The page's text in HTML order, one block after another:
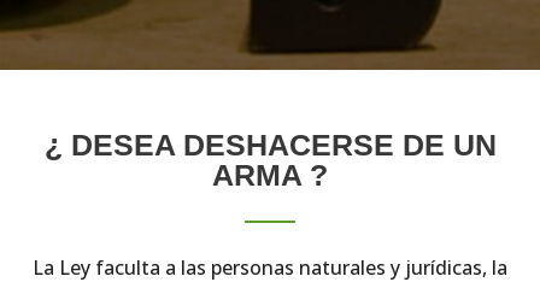
¿ DESEA DESHACERSE DE UN
ARMA ?
La Ley faculta a las personas naturales y jurídicas, la